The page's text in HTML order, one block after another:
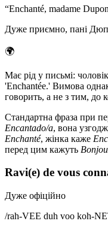
“Enchanté, madame
Дуже приємно, пані
🌍
Має рід у письмі:
'Enchantée.' Вимова
говорить, а не з тим, до
Стандартна фраза при
Encantado/a, вона
Enchanté, жінка каже
перед цим кажуть
Ravi(e) de vous
Дуже офіційно
/rah-VEE duh voo koh-